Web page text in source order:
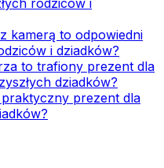
rodziców i
kamerą to odpowiedni
i dziadków?
to trafiony prezent dla
dziadków?
prezent dla